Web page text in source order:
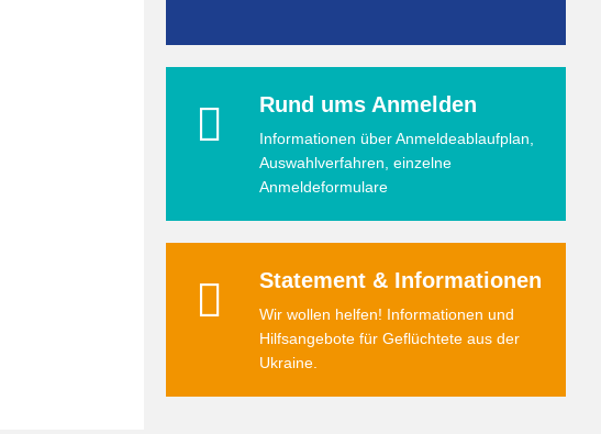
Rund ums Anmelden
Informationen über Anmeldeablaufplan,
Auswahlverfahren, einzelne
Anmeldeformulare
Statement & Informationen
Wir wollen helfen! Informationen und
Hilfsangebote für Geflüchtete aus der
Ukraine.